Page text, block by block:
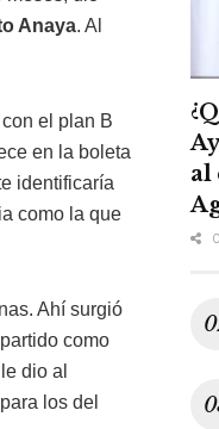
Anaya. Al
el plan B
en la boleta
identificaría
como la que
Ahí surgió
como
dio al
los del
al